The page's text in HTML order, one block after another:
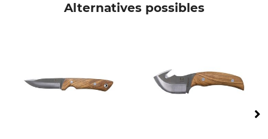
Helle-Norway
Nom du modèle
Alternatives possibles